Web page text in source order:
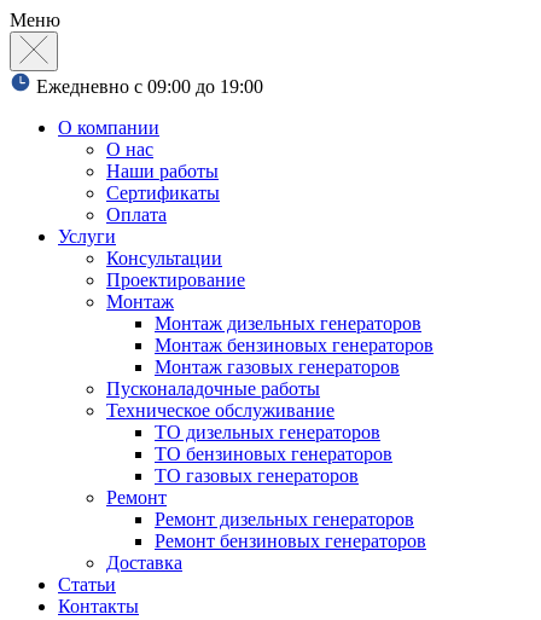
Меню
Ежедневно с 09:00 до 19:00
О компании
О нас
Наши работы
Сертификаты
Оплата
Услуги
Консультации
Проектирование
Монтаж
Монтаж дизельных генераторов
Монтаж бензиновых генераторов
Монтаж газовых генераторов
Пусконаладочные работы
Техническое обслуживание
ТО дизельных генераторов
ТО бензиновых генераторов
ТО газовых генераторов
Ремонт
Ремонт дизельных генераторов
Ремонт бензиновых генераторов
Доставка
Статьи
Контакты